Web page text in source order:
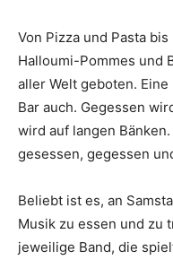
Von Pizza und Pasta
Halloumi-Pommes und
aller Welt geboten.
Bar auch. Gegessen
wird auf langen
gesessen, gegessen
Beliebt ist es, an
Musik zu essen und zu
jeweilige Band, die